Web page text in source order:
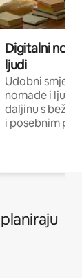
Digitalni
ljudi
Udobni
nomade i ljude
daljinu s
i posebnim